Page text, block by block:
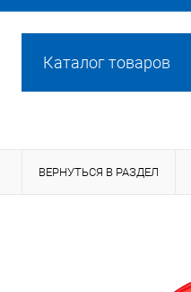
Каталог товаров
ВЕРНУТЬСЯ В РАЗДЕЛ